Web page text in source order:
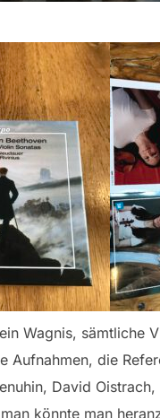
Wagnis, sämtliche
Aufnahmen, die
David
könnte man